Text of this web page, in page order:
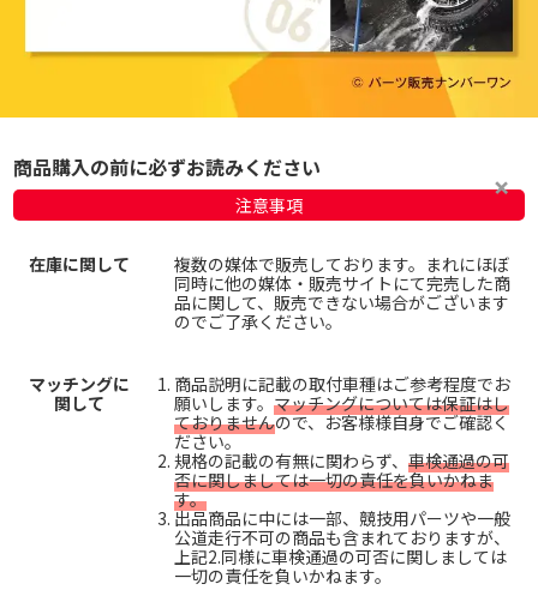
商品購入の前に必ずお読みください
注意事項
在庫に関して
複数の媒体で販売しております。まれにほぼ
同時に他の媒体・販売サイトにて完売した商
品に関して、販売できない場合がございます
のでご了承ください。
マッチングに
関して
商品説明に記載の取付車種はご参考程度でお
願いします。 マッチングについては保証はし
ておりませんので、お客様様自身でご確認く
ださい。
規格の記載の有無に関わらず、 車検通過の可
否に関しましては一切の責任を負いかねま
す。
出品商品に中には一部、競技用パーツや一般
公道走行不可の商品も含まれておりますが、
上記2.同様に車検通過の可否に関しましては
一切の責任を負いかねます。